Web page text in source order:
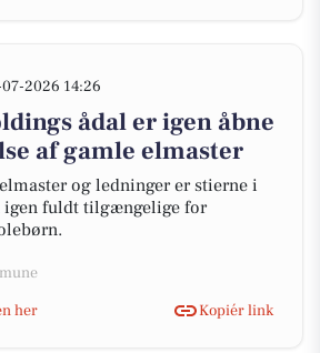
2026 14:26
ådal er igen åbne
af gamle elmaster
og ledninger er stierne i
igen fuldt tilgængelige for
her
Kopiér link